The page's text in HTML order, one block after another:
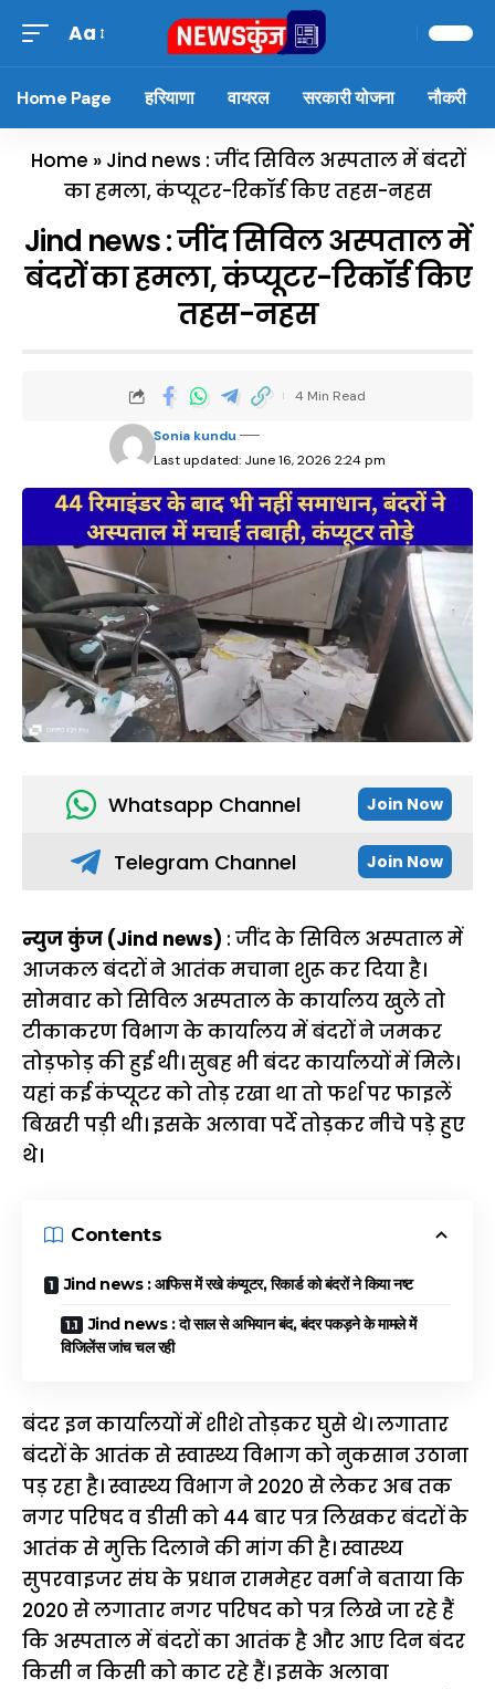
Aa
Home Page हरियाणा वायरल सरकारी योजना नौकरी
Home » Jind news : जींद सिविल अस्पताल में बंदरों
का हमला, कंप्यूटर-रिकॉर्ड किए तहस-नहस
Jind news : जींद सिविल अस्पताल में
बंदरों का हमला, कंप्यूटर-रिकॉर्ड किए
तहस-नहस
Last updated: June 16, 2026 2:24 pm
Sonia kundu
4 Min Read
Whatsapp Channel Join Now
Telegram Channel Join Now
न्युज कुंज (Jind news) : जींद के सिविल अस्पताल में
आजकल बंदरों ने आतंक मचाना शुरू कर दिया है।
सोमवार को सिविल अस्पताल के कार्यालय खुले तो
टीकाकरण विभाग के कार्यालय में बंदरों ने जमकर
तोड़फोड़ की हुई थी। सुबह भी बंदर कार्यालयों में मिले।
यहां कई कंप्यूटर को तोड़ रखा था तो फर्श पर फाइलें
बिखरी पड़ी थी। इसके अलावा पर्दे तोड़कर नीचे पड़े हुए
थे।
Contents
Jind news : आफिस में रखे कंप्यूटर, रिकार्ड को बंदरों ने किया नष्ट
Jind news : दो साल से अभियान बंद, बंदर पकड़ने के मामले में
विजिलेंस जांच चल रही
बंदर इन कार्यालयों में शीशे तोड़कर घुसे थे। लगातार
बंदरों के आतंक से स्वास्थ्य विभाग को नुकसान उठाना
पड़ रहा है। स्वास्थ्य विभाग ने 2020 से लेकर अब तक
नगर परिषद व डीसी को 44 बार पत्र लिखकर बंदरों के
आतंक से मुक्ति दिलाने की मांग की है। स्वास्थ्य
सुपरवाइजर संघ के प्रधान राममेहर वर्मा ने बताया कि
2020 से लगातार नगर परिषद को पत्र लिखे जा रहे हैं
कि अस्पताल में बंदरों का आतंक है और आए दिन बंदर
किसी न किसी को काट रहे हैं। इसके अलावा